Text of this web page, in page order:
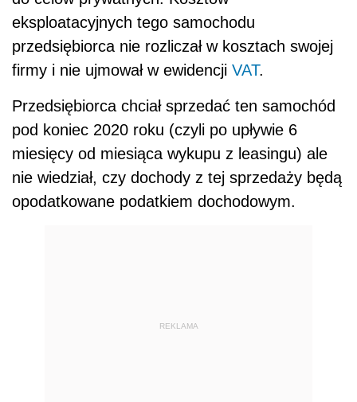
eksploatacyjnych tego samochodu
przedsiębiorca nie rozliczał w kosztach swojej
firmy i nie ujmował w ewidencji VAT.
Przedsiębiorca chciał sprzedać ten samochód
pod koniec 2020 roku (czyli po upływie 6
miesięcy od miesiąca wykupu z leasingu) ale
nie wiedział, czy dochody z tej sprzedaży będą
opodatkowane podatkiem dochodowym.
REKLAMA